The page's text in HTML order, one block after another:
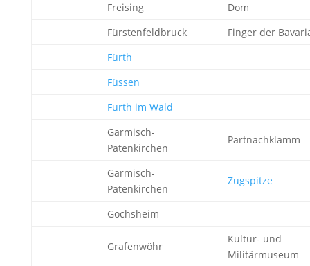
Freising
Dom
Fürstenfeldbruck
Finger der
Fürth
Füssen
Furth im Wald
Garmisch-
Patenkirchen
Partnachklamm
Garmisch-
Patenkirchen
Zugspitze
Gochsheim
Grafenwöhr
Kultur- und
Militärmuseum